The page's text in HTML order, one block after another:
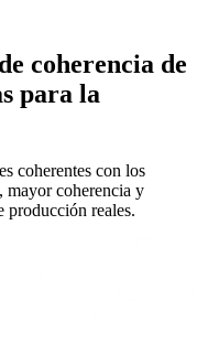
coherencia de
para la
coherentes con los
mayor coherencia y
producción reales.